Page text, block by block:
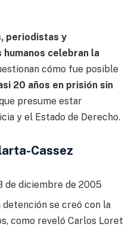
periodistas y
celebran la
cómo fue posible
20 años en prisión sin
presume estar
y el Estado de Derecho.
Cassez
de diciembre de 2005
detención se creó con la
como reveló Carlos Loret